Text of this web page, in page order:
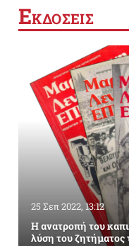
ΕΚΔΟΣΕΙΣ
25 Σεπ 2022, 13:12
Η ανατροπή του
λύση του ζητήματος